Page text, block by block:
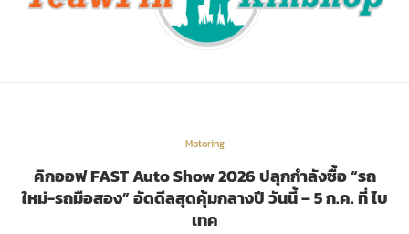
Motoring
คิกออฟ FAST Auto Show 2026 ปลุกกำลังซื้อ “รถ
ใหม่-รถมือสอง” อัดดีลสุดคุ้มกลางปี วันนี้ – 5 ก.ค. ที่ ไบ
เทค